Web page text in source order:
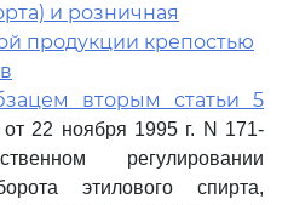
и розничная
продукции крепостью
вторым статьи 5
22 ноября 1995 г. N 171-
регулировании
этилового спирта,